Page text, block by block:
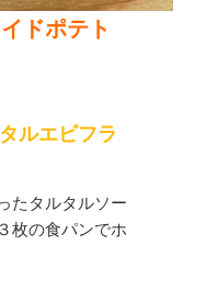
ドポテト
ルエビフラ
たタルタルソー
枚の食パンでホ